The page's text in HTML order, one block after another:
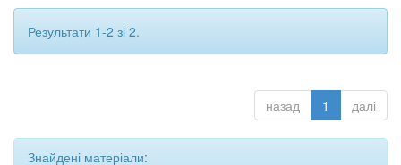
Результати 1-2 зі 2.
назад 1 далі
Знайдені матеріали: